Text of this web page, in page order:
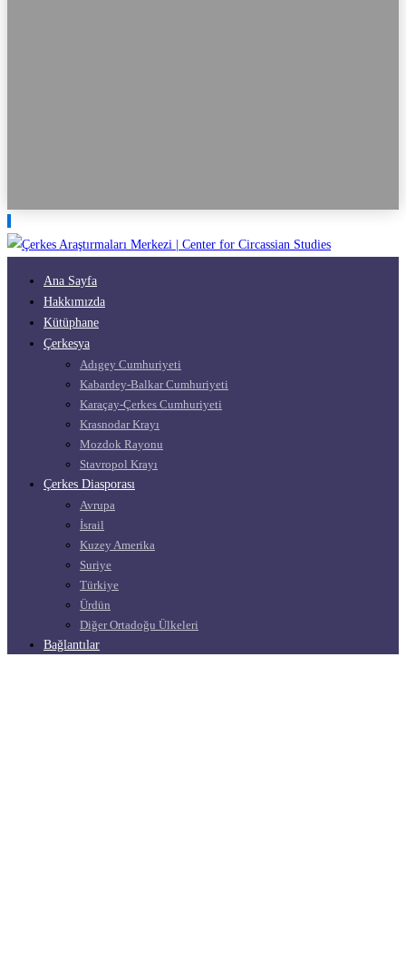
Ana Sayfa
Hakkımızda
Kütüphane
Çerkesya
Adıgey Cumhuriyeti
Kabardey-Balkar Cumhuriyeti
Karaçay-Çerkes Cumhuriyeti
Krasnodar Krayı
Mozdok Rayonu
Stavropol Krayı
Çerkes Diasporası
Avrupa
İsrail
Kuzey Amerika
Suriye
Türkiye
Ürdün
Diğer Ortadoğu Ülkeleri
Bağlantılar